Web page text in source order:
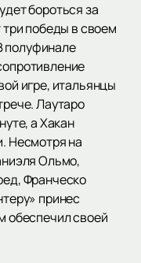
бороться за
победы в своем
полуфинале
игре, итальянцы
Лаутаро
а Хакан
Несмотря на
Ольмо,
Франческо
принес
обеспечил своей